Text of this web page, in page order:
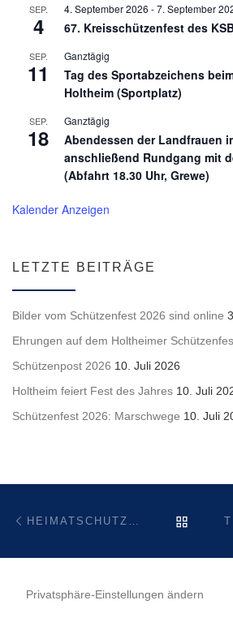
SEP.
4
4. September 2026 -7. September
67. Kreisschützenfest des
SEP.
11
Ganztägig
Tag des Sportabzeichens
Holtheim (Sportplatz)
SEP.
18
Ganztägig
Abendessen der Landfrauen
anschließend Rundgang mit
(Abfahrt 18.30 Uhr, Grewe)
Kalender Anzeigen
LETZTE BEITRÄGE
Bilder vom Schützenfest 2026 sind online
Ehrungen auf dem Holtheimer
Schützenpost 2026 10. Juli 2026
Holtheim feiert Fest des Jahres 10. Juli
Schützenfest 2026: Marschwege 10. Juli
Beitragsnavigation
Privatsphäre-Einstellungen ändern